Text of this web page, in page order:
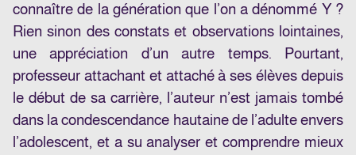
connaître de la génération que l’on a dénommé Y ?
Rien sinon des constats et observations lointaines,
une appréciation d’un autre temps. Pourtant,
professeur attachant et attaché à ses élèves depuis
le début de sa carrière, l’auteur n’est jamais tombé
dans la condescendance hautaine de l’adulte envers
l’adolescent, et a su analyser et comprendre mieux